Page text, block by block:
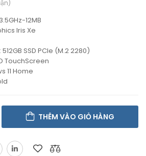
12MB
Iris Xe
SSD PCIe (M.2 2280)
TouchScreen
11 Home
THÊM VÀO GIỎ HÀNG